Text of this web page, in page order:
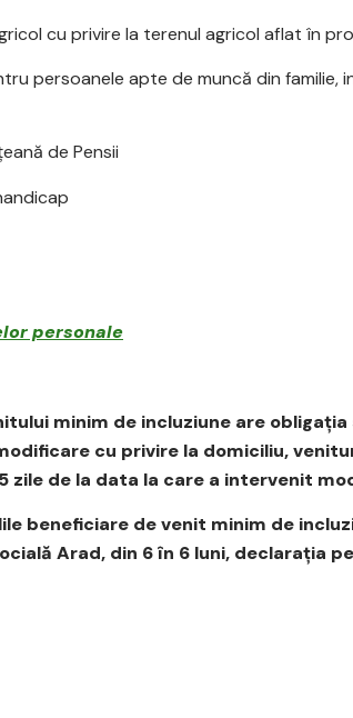
cu privire la terenul agricol aflat în
persoanele apte de muncă din familie,
de Pensii
personale
minim de incluziune are obligaţia
cu privire la domiciliu,
zile de la data la care a intervenit
de venit minim de
Arad, din 6 în 6 luni, declaraţia